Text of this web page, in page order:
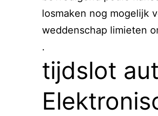
losmaken nog mogelijk
weddenschap limieten
.
tijdslot